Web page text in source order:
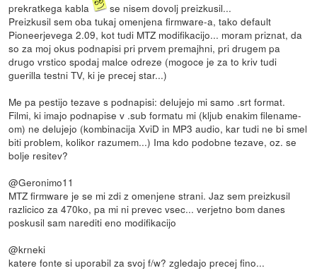
prekratkega kabla
se nisem dovolj preizkusil...
Preizkusil sem oba tukaj omenjena firmware-a, tako default
Pioneerjevega 2.09, kot tudi MTZ modifikacijo... moram priznat, da
so za moj okus podnapisi pri prvem premajhni, pri drugem pa
drugo vrstico spodaj malce odreze (mogoce je za to kriv tudi
guerilla testni TV, ki je precej star...)
Me pa pestijo tezave s podnapisi: delujejo mi samo .srt format.
Filmi, ki imajo podnapise v .sub formatu mi (kljub enakim filename-
om) ne delujejo (kombinacija XviD in MP3 audio, kar tudi ne bi smel
biti problem, kolikor razumem...) Ima kdo podobne tezave, oz. se
bolje resitev?
@Geronimo11
MTZ firmware je se mi zdi z omenjene strani. Jaz sem preizkusil
razlicico za 470ko, pa mi ni prevec vsec... verjetno bom danes
poskusil sam narediti eno modifikacijo
@krneki
katere fonte si uporabil za svoj f/w? zgledajo precej fino...